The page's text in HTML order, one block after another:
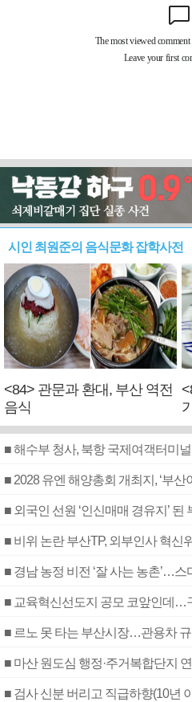
시인 최원준의 음식문화 잡학사전
<84> 관문과 환대, 부산 역전
음식
■ 해수부 청사, 북항 국제여객터미
■ 2028 유엔 해양총회 개최지, ‘부산
■ 외국인 선원 ‘인신매매 경유지’
■ 비위 논란 부산TP, 외부인사 혁신
■ 경남 농정 비전 ‘잘 사는 농촌’…
■ 교육혁신선도지 공모 코앞인데…
■ 르노 못 타는 부산시장…관용차
■ 마산 원도심 행정·주거복합단지